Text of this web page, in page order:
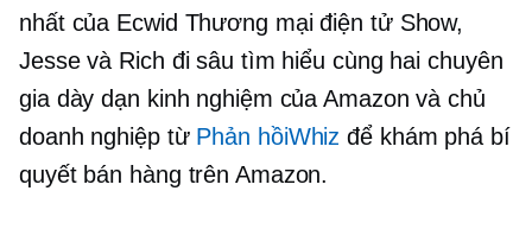
nhất của Ecwid Thương mại điện tửShow,
Jesse và Rich đi sâu tìm hiểu cùng hai chuyên
gia dày dạn kinh nghiệm của Amazon và chủ
doanh nghiệp từ Phản hồiWhizđể khám phá bí
quyết bán hàng trên Amazon.